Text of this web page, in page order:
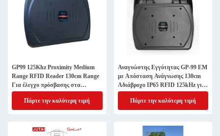
GP99 125Khz Proximity Medium
Range RFID Reader 130cm Range
Για έλεγχο πρόσβασης στα
πάρκινγκ
Πάρτε την καλύτερη τιμή
Αναγνώστης Εγγύτητας GP-99 EM
με Απόσταση Ανάγνωσης 130cm
Αδιάβροχο IP65 RFID 125kHz για
Έλεγχο Πρόσβασης σε Χώρους
Στάθμευσης Αυτοκινήτων
Πάρτε την καλύτερη τιμή